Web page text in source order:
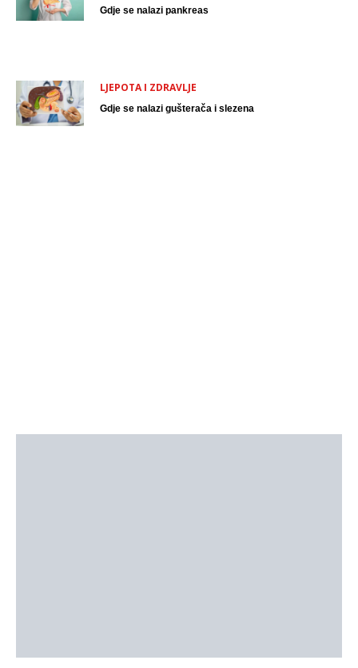
Gdje se nalazi pankreas
LJEPOTA I ZDRAVLJE
Gdje se nalazi gušterača i slezena